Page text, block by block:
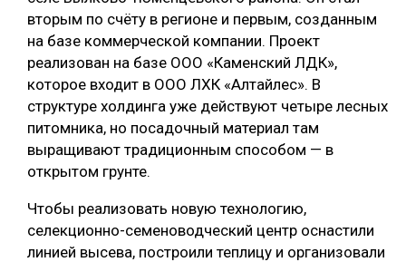
вторым по счёту в регионе и первым, созданным
на базе коммерческой компании. Проект
реализован на базе ООО «Каменский ЛДК»,
которое входит в ООО ЛХК «Алтайлес». В
структуре холдинга уже действуют четыре лесных
питомника, но посадочный материал там
выращивают традиционным способом — в
открытом грунте.
Чтобы реализовать новую технологию,
селекционно-семеноводческий центр оснастили
линией высева, построили теплицу и организовали